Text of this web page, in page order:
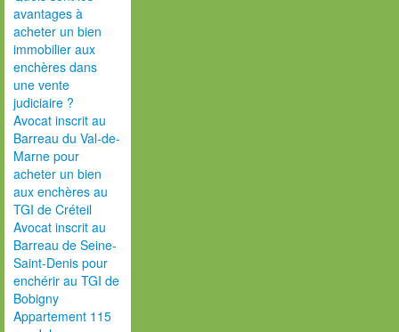
avantages à
acheter un bien
immobilier aux
enchères dans
une vente
judiciaire ?
Avocat inscrit au
Barreau du Val-de-
Marne pour
acheter un bien
aux enchères au
TGI de Créteil
Avocat inscrit au
Barreau de Seine-
Saint-Denis pour
enchérir au TGI de
Bobigny
Appartement 115